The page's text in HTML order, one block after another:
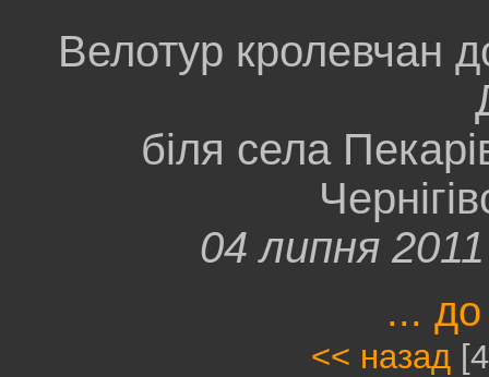
Велотур кролевчан
біля села
04 липня
... до
<< назад